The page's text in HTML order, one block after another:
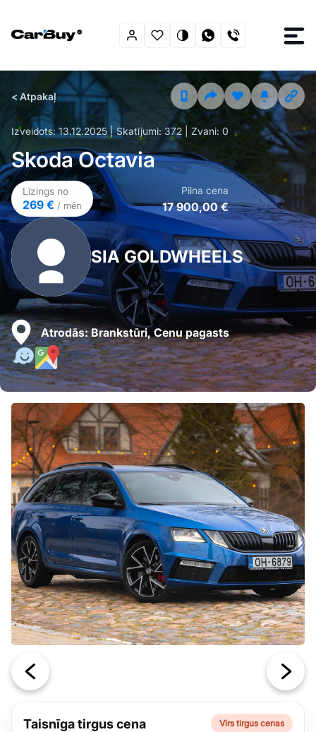
< Atpakaļ
Izveidots:13.12.2025| Skatījumi:372 | Zvani: 0
Skoda Octavia
Līzings no
269 € / mēn
Pilna cena
17 900,00 €
SIA GOLDWHEELS
Atrodās:Brankstūri, Cenu pagasts
Taisnīga tirgus cena Virs tirgus cenas